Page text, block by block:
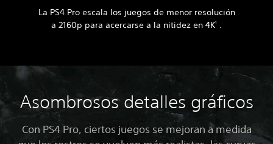
La PS4 Pro escala los juegos de menor resolución
a 2160p para acercarse a la nitidez en 4K1 .
Asombrosos detalles gráficos
Con PS4 Pro, ciertos juegos se mejoran a medida